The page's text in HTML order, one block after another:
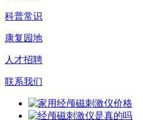
科普常识
康复园地
人才招聘
联系我们